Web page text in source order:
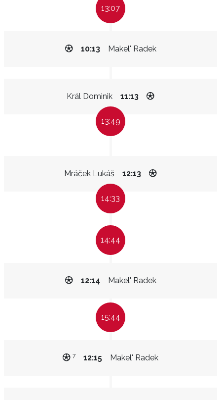
13:07
Makel' Radek
10:13
Král Dominik 11:13
13:49
Mráček Lukáš 12:13
14:33
14:44
Makel' Radek
12:14
15:44
Makel' Radek
12:15
7